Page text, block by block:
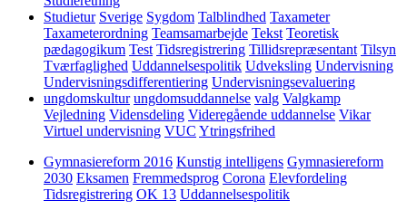
Studietur Sverige Sygdom Talblindhed Taxameter
Taxameterordning Teamsamarbejde Tekst Teoretisk
pædagogikum Test Tidsregistrering Tillidsrepræsentant Tilsyn
Tværfaglighed Uddannelsespolitik Udveksling Undervisning
Undervisningsdifferentiering Undervisningsevaluering
ungdomskultur ungdomsuddannelse valg Valgkamp
Vejledning Vidensdeling Videregående uddannelse Vikar
Virtuel undervisning VUC Ytringsfrihed
Gymnasiereform 2016 Kunstig intelligens Gymnasiereform
2030 Eksamen Fremmedsprog Corona Elevfordeling
Tidsregistrering OK 13 Uddannelsespolitik